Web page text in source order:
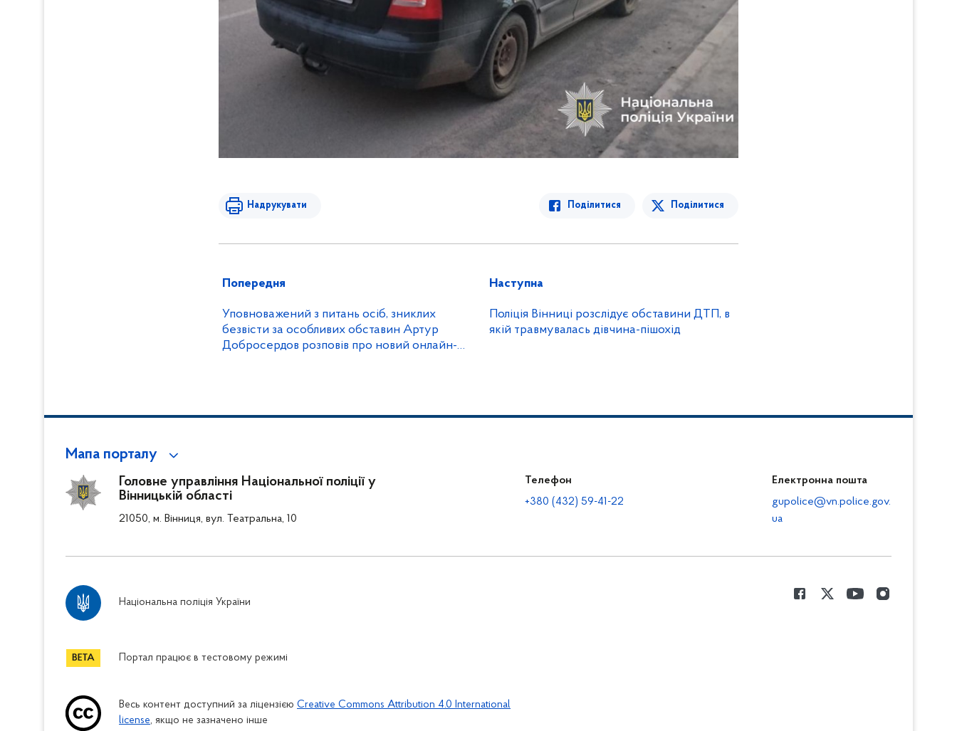
Надрукувати Поділитися Поділитися
Попередня
Уповноважений з питань осіб, зниклих
безвісти за особливих обставин Артур
Добросердов розповів про новий онлайн-
Наступна
Поліція Вінниці розслідує обставини ДТП, в
якій травмувалась дівчина-пішохід
Мапа порталу
Головне управління Національної поліції у
Вінницькій області
21050, м. Вінниця, вул. Театральна, 10
Телефон
+380 (432) 59-41-22
Електронна пошта
gupolice@vn.police.gov.
ua
Національна поліція України
Портал працює в тестовому режимі
Весь контент доступний за ліцензією Creative Commons Attribution 4.0 International
license, якщо не зазначено інше